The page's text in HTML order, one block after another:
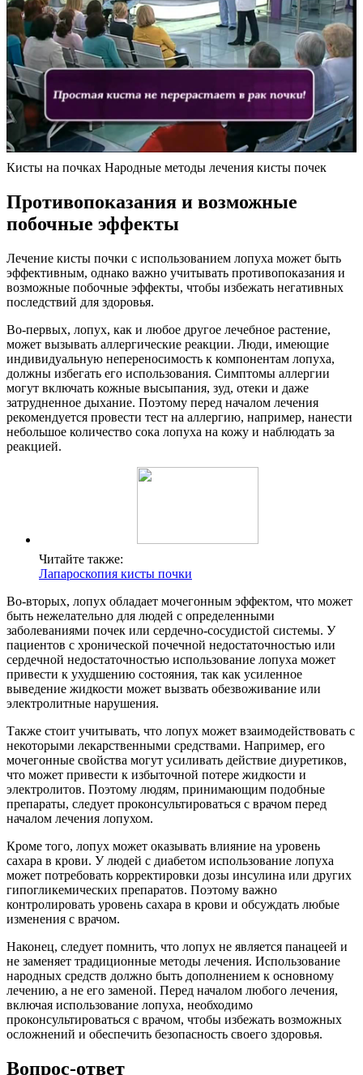
Кисты на почках Народные методы лечения кисты почек
Противопоказания и возможные
побочные эффекты
Лечение кисты почки с использованием лопуха может быть
эффективным, однако важно учитывать противопоказания и
возможные побочные эффекты, чтобы избежать негативных
последствий для здоровья.
Во-первых, лопух, как и любое другое лечебное растение,
может вызывать аллергические реакции. Люди, имеющие
индивидуальную непереносимость к компонентам лопуха,
должны избегать его использования. Симптомы аллергии
могут включать кожные высыпания, зуд, отеки и даже
затрудненное дыхание. Поэтому перед началом лечения
рекомендуется провести тест на аллергию, например, нанести
небольшое количество сока лопуха на кожу и наблюдать за
реакцией.
Читайте также:
Лапароскопия кисты почки
Во-вторых, лопух обладает мочегонным эффектом, что может
быть нежелательно для людей с определенными
заболеваниями почек или сердечно-сосудистой системы. У
пациентов с хронической почечной недостаточностью или
сердечной недостаточностью использование лопуха может
привести к ухудшению состояния, так как усиленное
выведение жидкости может вызвать обезвоживание или
электролитные нарушения.
Также стоит учитывать, что лопух может взаимодействовать с
некоторыми лекарственными средствами. Например, его
мочегонные свойства могут усиливать действие диуретиков,
что может привести к избыточной потере жидкости и
электролитов. Поэтому людям, принимающим подобные
препараты, следует проконсультироваться с врачом перед
началом лечения лопухом.
Кроме того, лопух может оказывать влияние на уровень
сахара в крови. У людей с диабетом использование лопуха
может потребовать корректировки дозы инсулина или других
гипогликемических препаратов. Поэтому важно
контролировать уровень сахара в крови и обсуждать любые
изменения с врачом.
Наконец, следует помнить, что лопух не является панацеей и
не заменяет традиционные методы лечения. Использование
народных средств должно быть дополнением к основному
лечению, а не его заменой. Перед началом любого лечения,
включая использование лопуха, необходимо
проконсультироваться с врачом, чтобы избежать возможных
осложнений и обеспечить безопасность своего здоровья.
Вопрос-ответ